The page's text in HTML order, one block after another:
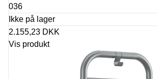
036
Ikke på lager
2.155,23 DKK
Vis produkt